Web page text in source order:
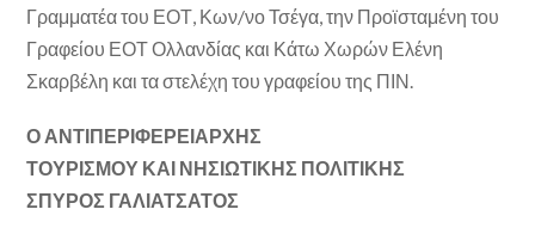
Γραμματέα του ΕΟΤ, Κων/νο Τσέγα, την Προϊσταμένη του
Γραφείου ΕΟΤ Ολλανδίας και Κάτω Χωρών Ελένη
Σκαρβέλη και τα στελέχη του γραφείου της ΠΙΝ.
Ο ΑΝΤΙΠΕΡΙΦΕΡΕΙΑΡΧΗΣ
ΤΟΥΡΙΣΜΟΥ ΚΑΙ ΝΗΣΙΩΤΙΚΗΣ ΠΟΛΙΤΙΚΗΣ
ΣΠΥΡΟΣ ΓΑΛΙΑΤΣΑΤΟΣ